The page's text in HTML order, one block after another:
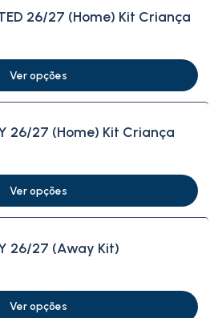
26/27 (Home) Kit Criança
Ver opções
26/27 (Home) Kit Criança
Ver opções
26/27 (Away Kit)
Ver opções